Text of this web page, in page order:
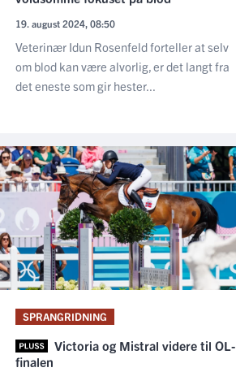
19. august 2024, 08:50
Veterinær Idun Rosenfeld forteller at selv
om blod kan være alvorlig, er det langt fra
det eneste som gir hester...
SPRANGRIDNING
Victoria og Mistral videre til OL-
finalen